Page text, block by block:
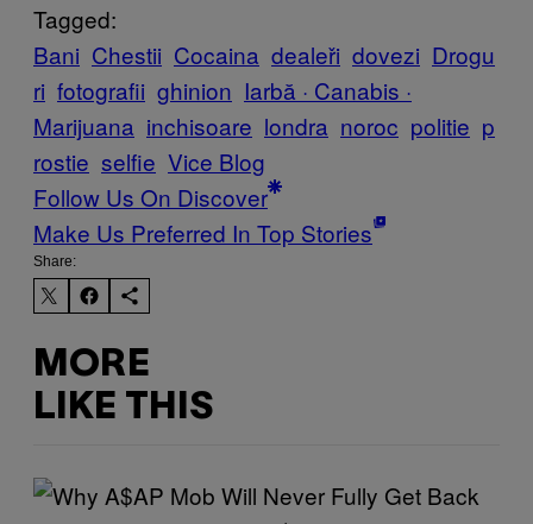
Tagged:
Bani Chestii Cocaina dealeři dovezi Drogu
ri fotografii ghinion Iarbă · Canabis ·
Marijuana inchisoare londra noroc politie p
rostie selfie Vice Blog
Follow Us On Discover
Make Us Preferred In Top Stories
Share:
MORE
LIKE THIS